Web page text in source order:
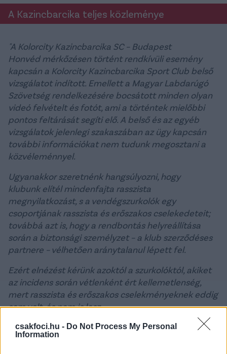
csakfoci.hu - Do Not Process My Personal
Information
A Kazincbarcika teljes közleménye
"A Kolorcity Kazincbarcika SC – Budapest
Honvéd mérkőzésen történt rendkívüli esemény
kapcsán a Kolorcity Kazincbarcika Sport Club belső
vizsgálatot indított. Emellett a Magyar Labdarúgó
Szövetség rendelkezésére bocsátott minden olyan
videó felvételt és fotót, ami a történtek mielőbbi
pontos feltárását segíti elő. A belső és az egyéb
vizsgálatok jelenlegi szakaszában az ügy kapcsán
további információkat nem tudunk megosztani a
közvéleménnyel.
Ugyanakkor szeretnénk hangsúlyozni, hogy
klubunk elítél mindenfajta rasszista
megnyilatkozást, s a vendégszurkolók egy
csoportjának rasszista és erőszakos cselekedeteit;
továbbá azt is, hogy a rendbontás helyreállítása
során a biztonsági személyzet – a klub szerződéses
partnere – vélhetően aránytalanul lépett fel.
Ezért elnézést kérünk azoktól a szurkolóktól, akiket
az incidens során vétlenként ért kellemetlenség,
mert rasszista és erőszakos cselekményeknek eddig
sem volt, és nem is lesz
Szeretnénk, ha klubunkat, csapatainkat nem ezen